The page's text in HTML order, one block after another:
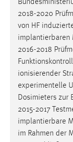
ionisierender
experimentelle
Dosimieters zur
2015-2017
implantierbare
im Rahmen der
Bisheriges